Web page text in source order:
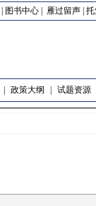
图书中心 雁过留声
政策大纲 试题资源